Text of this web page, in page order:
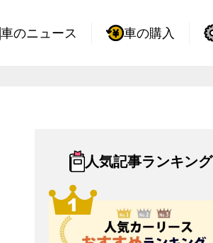
車のニュース 車の購入
人気記事ランキング